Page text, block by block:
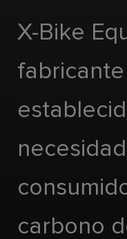
X-Bike
carbono